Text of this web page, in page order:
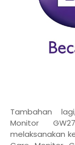
Tambahan
Monitor
melaksanakan